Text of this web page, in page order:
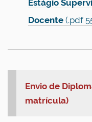
Estágio
Docente (.pdf
Envio de
matrícula)